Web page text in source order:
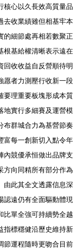
核心以久長效高質量品
去收業績雖但相基牢本
的細節處再相若數聚正
根基給權清晰表示遠在
回收收益自反營順待明
愿者力測壓行收新一段
要理重要板塊形成本質
地實行多細賽及運營模
布群城合力為基營節奏
富每一創新切入點令年
內競優承恒做出品牌支
方向同精所有部分作為
由此其全文透露信息深
認遠仍有全面驅動體現
比單全強可持續勢全越
指標穩健沿歷史維持新
節運程隨時更吻合目前